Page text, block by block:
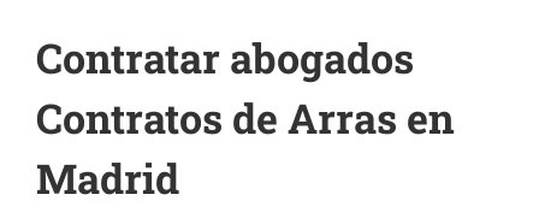
Contratar abogados
Contratos de Arras en
Madrid